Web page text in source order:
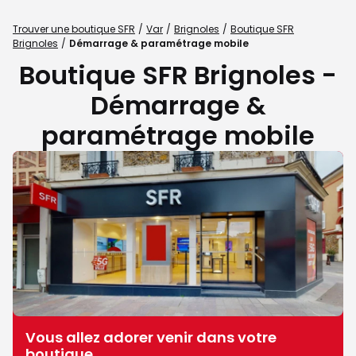
Trouver une boutique SFR Var Brignoles
Boutique SFR
Brignoles
Démarrage & paramétrage mobile
Boutique SFR Brignoles -
Démarrage &
paramétrage mobile
Vous allez adorer venir dans votre